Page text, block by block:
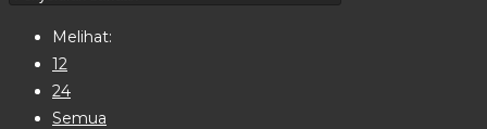
Melihat:
12
24
Semua